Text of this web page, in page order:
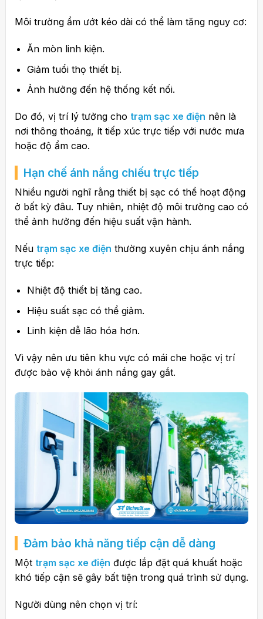
Môi trường ẩm ướt kéo dài có thể làm tăng nguy cơ:
Ăn mòn linh kiện.
Giảm tuổi thọ thiết bị.
Ảnh hưởng đến hệ thống kết nối.
Do đó, vị trí lý tưởng cho trạm sạc xe điện nên là
nơi thông thoáng, ít tiếp xúc trực tiếp với nước mưa
hoặc độ ẩm cao.
Hạn chế ánh nắng chiếu trực tiếp
Nhiều người nghĩ rằng thiết bị sạc có thể hoạt động
ở bất kỳ đâu. Tuy nhiên, nhiệt độ môi trường cao có
thể ảnh hưởng đến hiệu suất vận hành.
Nếu trạm sạc xe điện thường xuyên chịu ánh nắng
trực tiếp:
Nhiệt độ thiết bị tăng cao.
Hiệu suất sạc có thể giảm.
Linh kiện dễ lão hóa hơn.
Vì vậy nên ưu tiên khu vực có mái che hoặc vị trí
được bảo vệ khỏi ánh nắng gay gắt.
Đảm bảo khả năng tiếp cận dễ dàng
Một trạm sạc xe điện được lắp đặt quá khuất hoặc
khó tiếp cận sẽ gây bất tiện trong quá trình sử dụng.
Người dùng nên chọn vị trí: